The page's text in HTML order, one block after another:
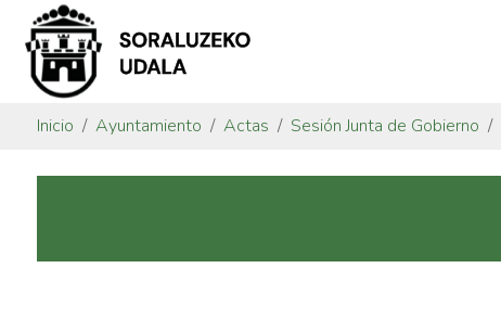
Inicio Ayuntamiento Actas Sesión Junta de Gobierno